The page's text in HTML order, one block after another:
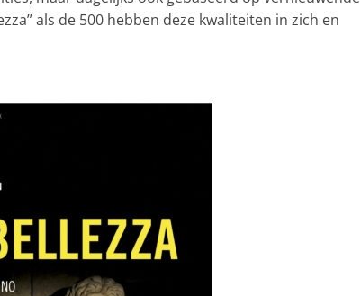
als de 500 hebben deze kwaliteiten in zich en